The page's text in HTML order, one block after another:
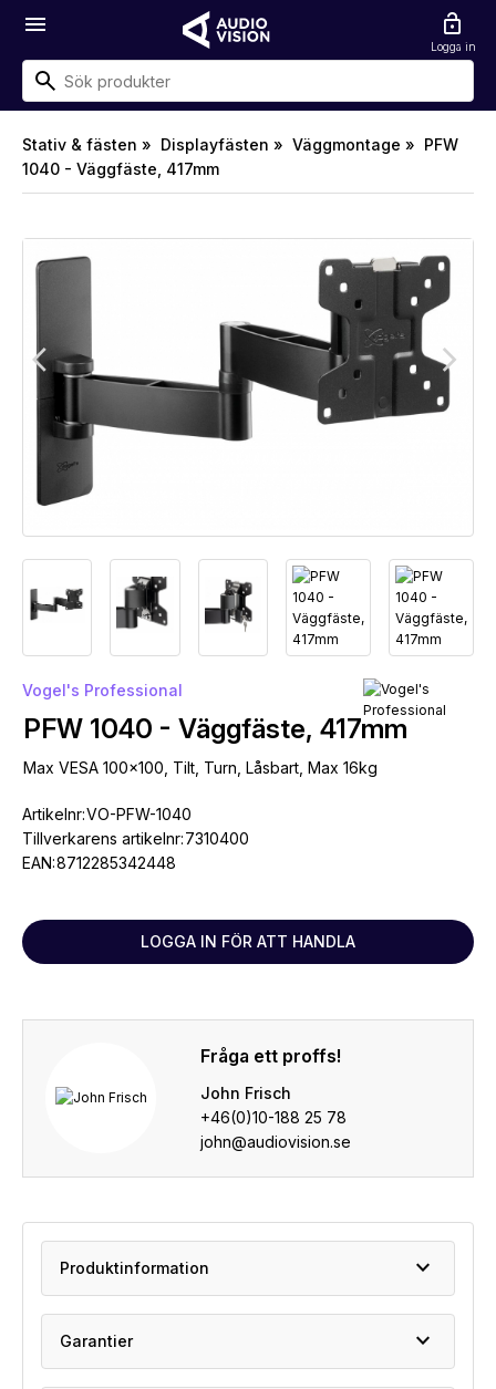
menu lock_open
Logga in
Stativ & fästen » Displayfästen » Väggmontage » PFW
1040 - Väggfäste, 417mm
arrow_back_ios arrow_forward_ios
Vogel's Professional
PFW 1040 - Väggfäste, 417mm
Max VESA 100x100, Tilt, Turn, Låsbart, Max 16kg
Artikelnr:VO-PFW-1040
Tillverkarens artikelnr:7310400
EAN:8712285342448
LOGGA IN FÖR ATT HANDLA
Fråga ett proffs!
John Frisch
+46(0)10-188 25 78
john@audiovision.se
Produktinformation expand_more
Garantier expand_more